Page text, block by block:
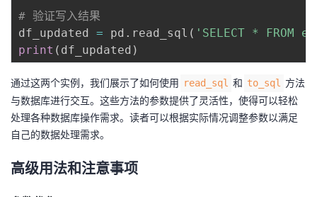
# 验证写入结果
df_updated = pd . read_sql ( 'SELECT * FROM
print ( df_updated )
通过这两个实例，我们展示了如何使用 read_sql 和 to_sql
方法
与数据库进行交互。这些方法的参数提供了灵活性，使得可以轻松
处理各种数据库操作需求。读者可以根据实际情况调整参数以满足
自己的数据处理需求。
高级用法和注意事项